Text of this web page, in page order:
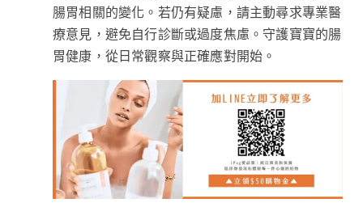
腸胃相關的變化。若仍有疑慮，請主動尋求專業醫
療意見，避免自行診斷或過度焦慮。守護寶寶的腸
胃健康，從日常觀察與正確應對開始。